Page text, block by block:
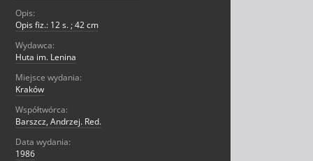
Opis:
Opis fiz.: 12 s. ; 42 cm
Wydawca:
Huta im. Lenina
Miejsce wydania:
Kraków
Współtwórca:
Barszcz, Andrzej. Red.
Data wydania:
1986